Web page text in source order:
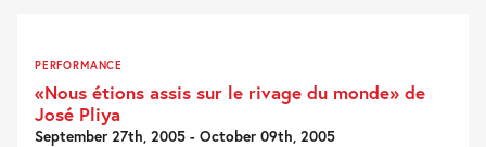
PERFORMANCE
«Nous étions assis sur le rivage du monde» de
José Pliya
September 27th, 2005 - October 09th, 2005